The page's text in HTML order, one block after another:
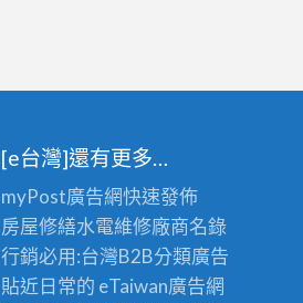
[e台灣]還有更多…
myPost廣告網快速發佈
房屋修繕水電維修廠商名錄
行銷必用:台灣B2B分類廣告
貼近日常的 eTaiwan廣告網